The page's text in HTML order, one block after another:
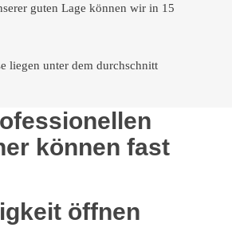
guten Lage können wir in 15
liegen unter dem durchschnitt
können fast
öffnen